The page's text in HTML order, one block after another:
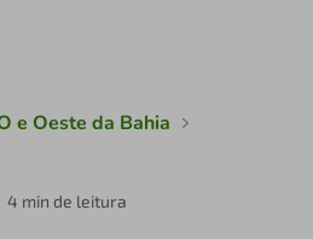
e Oeste da Bahia
4 min de leitura